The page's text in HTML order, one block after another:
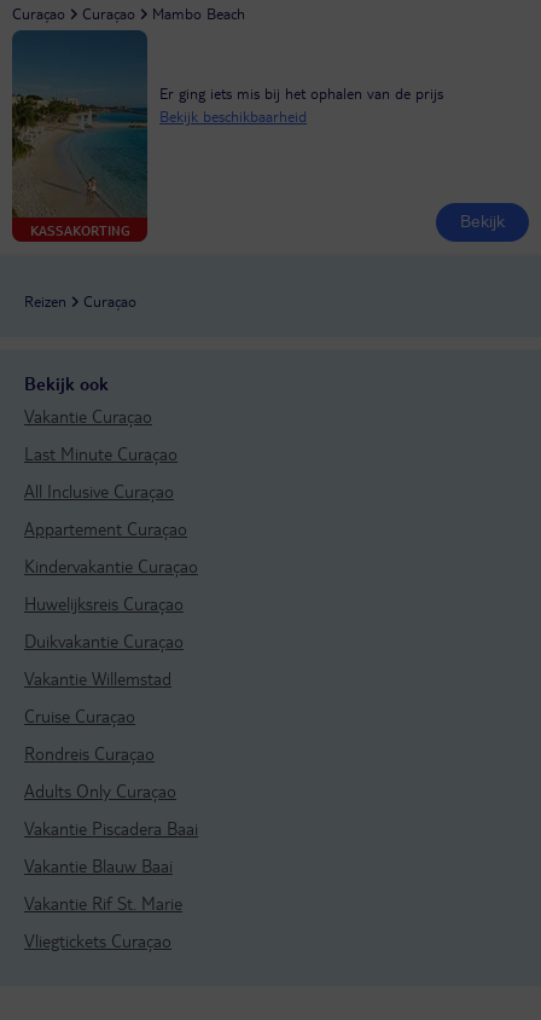
Curaçao Curaçao Mambo Beach
KASSAKORTING
Er ging iets mis bij het ophalen van de prijs
Bekijk beschikbaarheid
Bekijk
Reizen Curaçao
Bekijk ook
Vakantie Curaçao
Last Minute Curaçao
All Inclusive Curaçao
Appartement Curaçao
Kindervakantie Curaçao
Huwelijksreis Curaçao
Duikvakantie Curaçao
Vakantie Willemstad
Cruise Curaçao
Rondreis Curaçao
Adults Only Curaçao
Vakantie Piscadera Baai
Vakantie Blauw Baai
Vakantie Rif St. Marie
Vliegtickets Curaçao